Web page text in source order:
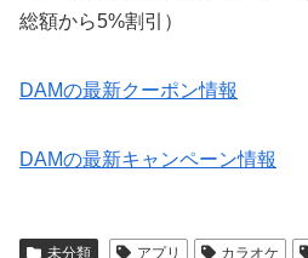
総額から5%割引）
DAMの最新クーポン情報
DAMの最新キャンペーン情報
未分類 アプリ カラオケ